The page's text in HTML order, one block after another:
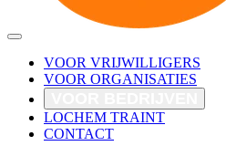
VOOR VRIJWILLIGERS
VOOR ORGANISATIES
LOCHEM TRAINT
CONTACT